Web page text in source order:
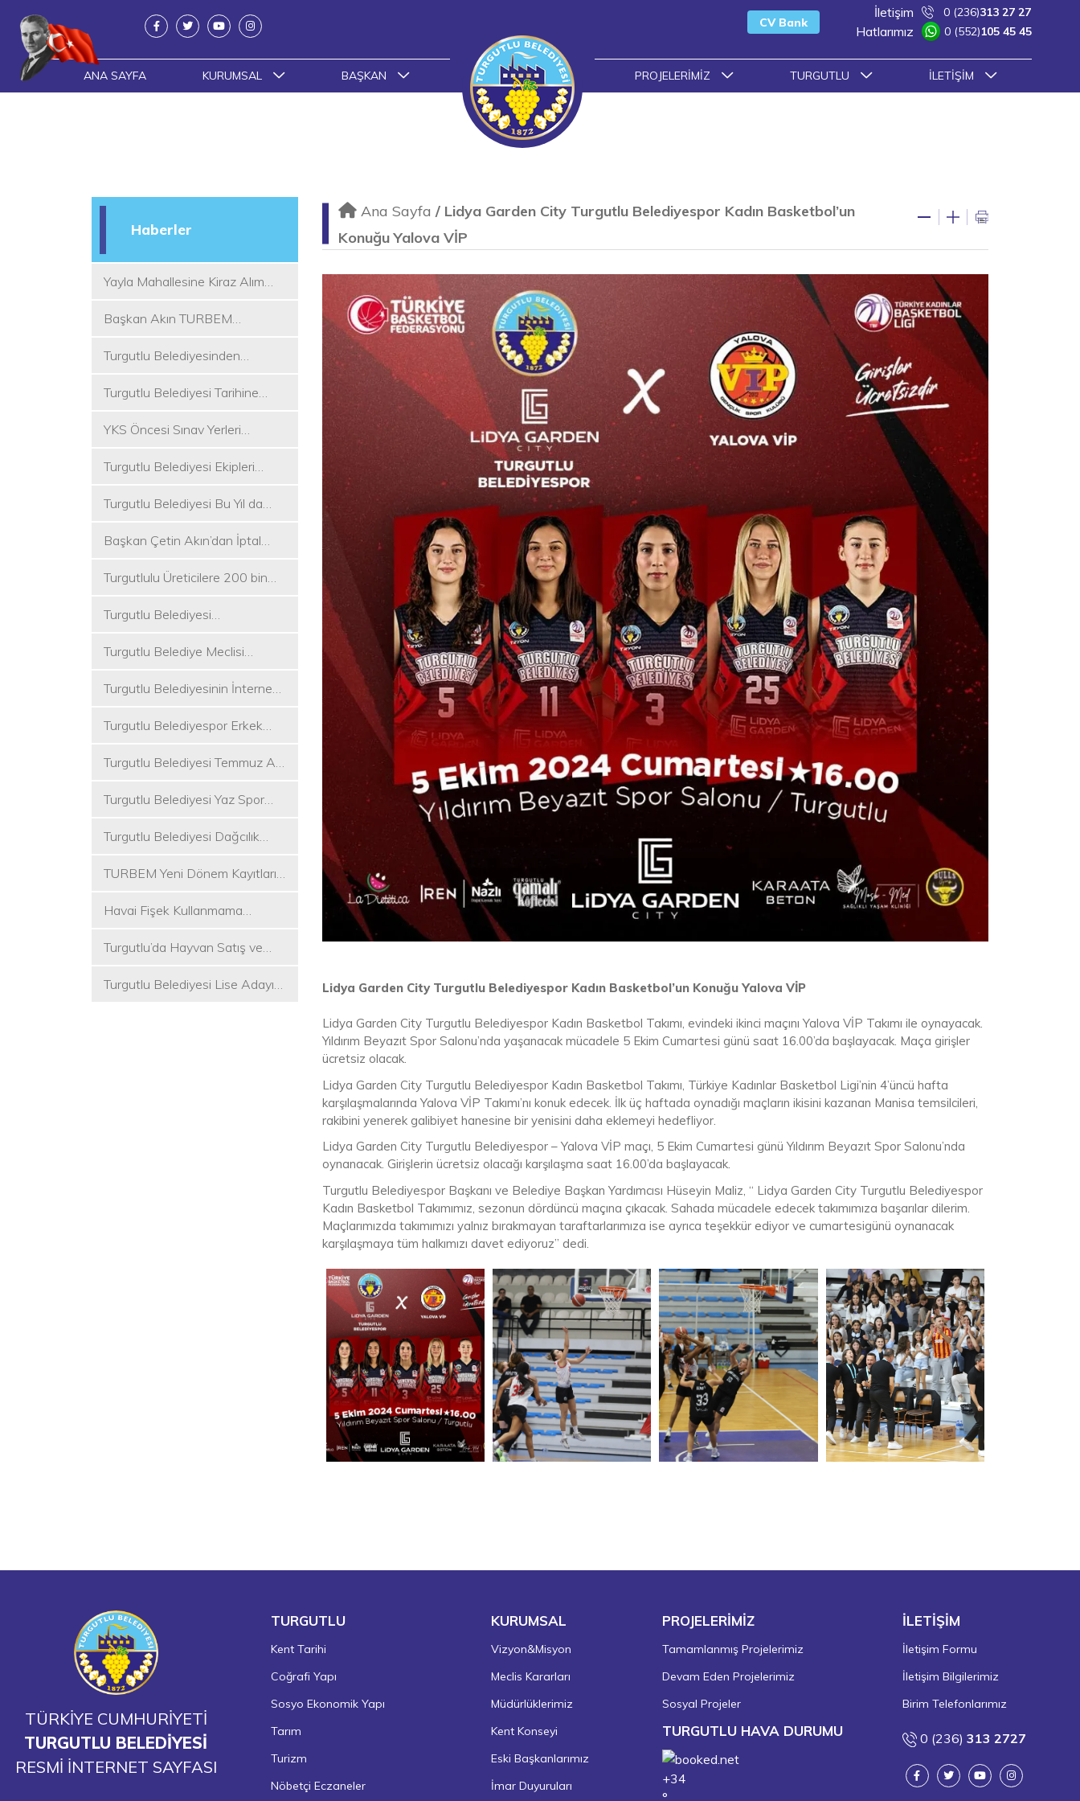
ANA SAYFA KURUMSAL BAŞKAN PROJELERIMIZ TURGUTLU İLETIŞIM
CV Bank
İletişim 0 (236)313 27 27
Hatlarımız 0 (552)105 45 45
Haberler
Yayla Mahallesine Kiraz Alım
Başkan Akın TURBEM
Turgutlu Belediyesinden
Mesai
Turgutlu Belediyesi Tarihine
YKS Öncesi Sınav Yerleri
Turgutlu Belediyesi Ekipleri
Hizmete Devam Ediyor
Turgutlu Belediyesi Bu Yıl da
Kuracak
Başkan Çetin Akın’dan İptal
Turgutlulu Üreticilere 200 bin
Turgutlu Belediyesi
Turgutlu Belediye Meclisi
Turgutlu Belediyesinin İnternet
Turgutlu Belediyespor Erkek
Turgutlu Belediyesi Temmuz Ayı
Turgutlu Belediyesi Yaz Spor
Turgutlu Belediyesi Dağcılık
Düzenledi
TURBEM Yeni Dönem Kayıtları
Havai Fişek Kullanmama
Akın Oldu
Turgutlu’da Hayvan Satış ve
Turgutlu Belediyesi Lise Adayı
Ana Sayfa / Lidya Garden City Turgutlu Belediyespor Kadın Basketbol’un
Konuğu Yalova VİP
Lidya Garden City Turgutlu Belediyespor Kadın Basketbol’un Konuğu Yalova VİP
Lidya Garden City Turgutlu Belediyespor Kadın Basketbol Takımı, evindeki ikinci maçını Yalova VİP Takımı ile oynayacak.
Yıldırım Beyazıt Spor Salonu’nda yaşanacak mücadele 5 Ekim Cumartesi günü saat 16.00’da başlayacak. Maça girişler
ücretsiz olacak.
Lidya Garden City Turgutlu Belediyespor Kadın Basketbol Takımı, Türkiye Kadınlar Basketbol Ligi’nin 4’üncü hafta
karşılaşmalarında Yalova VİP Takımı’nı konuk edecek. İlk üç haftada oynadığı maçların ikisini kazanan Manisa temsilcileri,
rakibini yenerek galibiyet hanesine bir yenisini daha eklemeyi hedefliyor.
Lidya Garden City Turgutlu Belediyespor – Yalova VİP maçı, 5 Ekim Cumartesi günü Yıldırım Beyazıt Spor Salonu’nda
oynanacak. Girişlerin ücretsiz olacağı karşılaşma saat 16.00’da başlayacak.
Turgutlu Belediyespor Başkanı ve Belediye Başkan Yardımcısı Hüseyin Maliz, “ Lidya Garden City Turgutlu Belediyespor
Kadın Basketbol Takımımız, sezonun dördüncü maçına çıkacak. Sahada mücadele edecek takımımıza başarılar dilerim.
Maçlarımızda takımımızı yalnız bırakmayan taraftarlarımıza ise ayrıca teşekkür ediyor ve cumartesigünü oynanacak
karşılaşmaya tüm halkımızı davet ediyoruz” dedi.
TÜRKİYE CUMHURİYETİ
TURGUTLU BELEDİYESİ
RESMİ İNTERNET SAYFASI
TURGUTLU
Kent Tarihi
Coğrafi Yapı
Sosyo Ekonomik Yapı
Tarım
Turizm
Nöbetçi Eczaneler
KURUMSAL
Vizyon&Misyon
Meclis Kararları
Müdürlüklerimiz
Kent Konseyi
Eski Başkanlarımız
İmar Duyuruları
PROJELERİMİZ
Tamamlanmış Projelerimiz
Devam Eden Projelerimiz
Sosyal Projeler
TURGUTLU HAVA DURUMU
+34
İLETİŞİM
İletişim Formu
İletişim Bilgilerimiz
Birim Telefonlarımız
0 (236)313 2727